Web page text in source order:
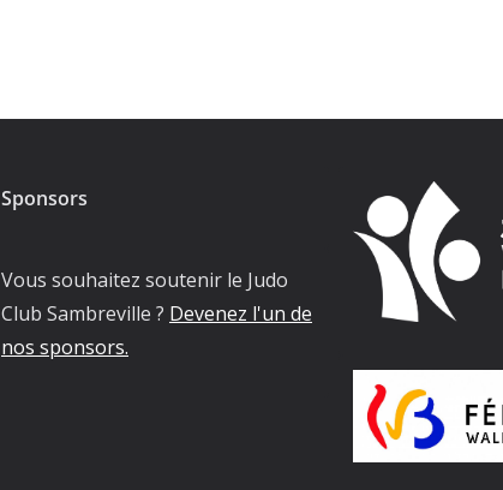
Sponsors
Vous souhaitez soutenir le Judo
Club Sambreville ? Devenez l'un de
nos sponsors.